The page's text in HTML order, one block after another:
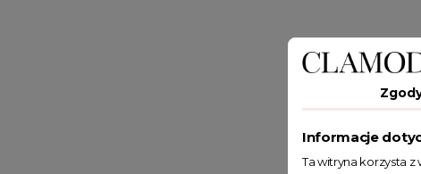
Informacje
Ta witryna korzysta